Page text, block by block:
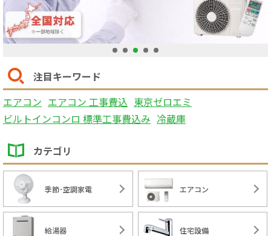
1 2 3 4 5
注目キーワード
エアコン エアコン 工事費込 東京ゼロエミ
ビルトインコンロ 標準工事費込み 冷蔵庫
カテゴリ
季節･空調家電 エアコン
給湯器 住宅設備